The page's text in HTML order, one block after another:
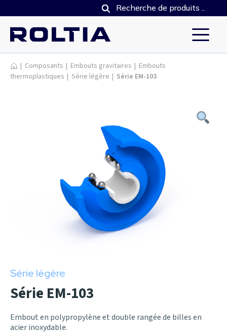
Produits
| Composants | Embouts gravitaires | Embouts
thermoplastiques | Série légère | Série EM-103
Série légère
Série EM-103
Embout en polypropylène et double rangée de billes en
acier inoxydable.